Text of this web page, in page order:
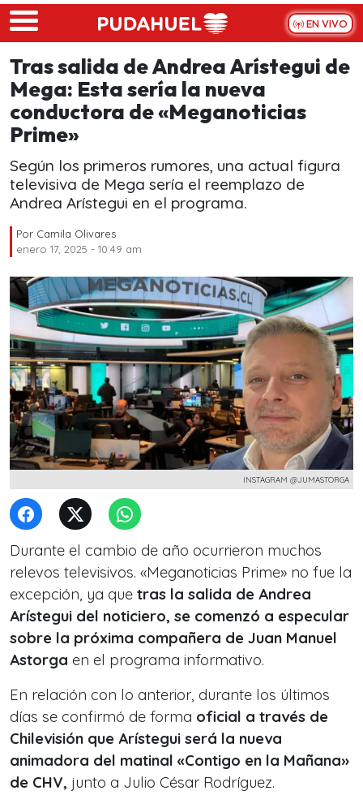
Skip to main content
EN VIVO
Tras salida de Andrea Arístegui de
Mega: Esta sería la nueva
conductora de «Meganoticias
Prime»
Según los primeros rumores, una actual figura
televisiva de Mega sería el reemplazo de
Andrea Arístegui en el programa.
Por Camila Olivares
enero 17, 2025 - 10:49 am
INSTAGRAM @JUMASTORGA
Durante el cambio de año ocurrieron muchos
relevos televisivos. «Meganoticias Prime» no fue la
excepción, ya que tras la salida de Andrea
Arístegui del noticiero, se comenzó a especular
sobre la próxima compañera de Juan Manuel
Astorga en el programa informativo.
En relación con lo anterior, durante los últimos
días se confirmó de forma oficial a través de
Chilevisión que Arístegui será la nueva
animadora del matinal «Contigo en la Mañana»
de CHV, junto a Julio César Rodríguez.